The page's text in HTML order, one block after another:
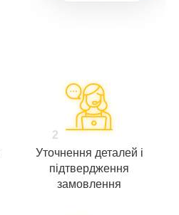
2
Уточнення деталей і
підтвердження
замовлення